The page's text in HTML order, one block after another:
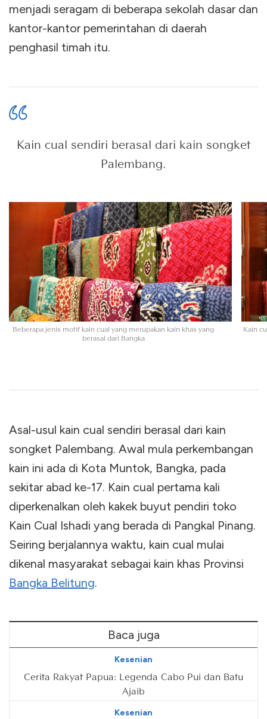
menjadi seragam di beberapa sekolah dasar dan
kantor-kantor pemerintahan di daerah
penghasil timah itu.
Kain cual sendiri berasal dari kain songket
Palembang.
Beberapa jenis motif kain cual yang merupakan kain khas yang
berasal dari Bangka
Kain
Asal-usul kain cual sendiri berasal dari kain
songket Palembang. Awal mula perkembangan
kain ini ada di Kota Muntok, Bangka, pada
sekitar abad ke-17. Kain cual pertama kali
diperkenalkan oleh kakek buyut pendiri toko
Kain Cual Ishadi yang berada di Pangkal Pinang.
Seiring berjalannya waktu, kain cual mulai
dikenal masyarakat sebagai kain khas Provinsi
Bangka Belitung.
Baca juga
Kesenian
Cerita Rakyat Papua: Legenda Cabo Pui dan Batu
Ajaib
Kesenian